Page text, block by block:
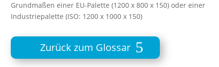
Grundmaßen einer EU-Palette (1200 x 800 x 150) oder einer
Industriepalette (ISO: 1200 x 1000 x 150)
Zurück zum Glossar